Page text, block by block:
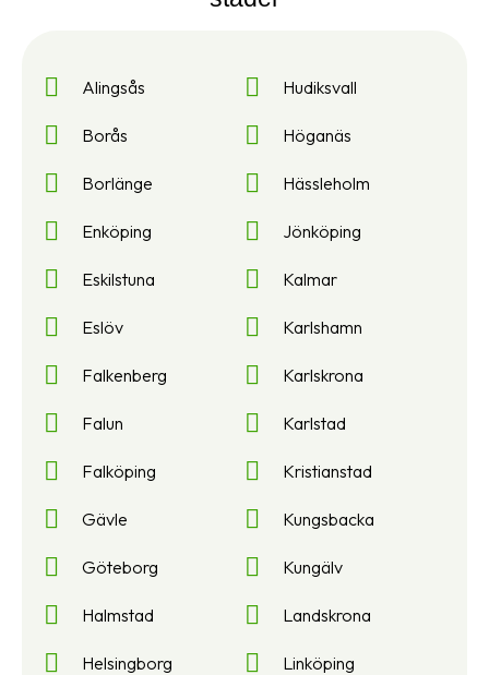
Alingsås
Borås
Borlänge
Enköping
Eskilstuna
Eslöv
Falkenberg
Falun
Falköping
Gävle
Göteborg
Halmstad
Helsingborg
Hudiksvall
Höganäs
Hässleholm
Jönköping
Kalmar
Karlshamn
Karlskrona
Karlstad
Kristianstad
Kungsbacka
Kungälv
Landskrona
Linköping